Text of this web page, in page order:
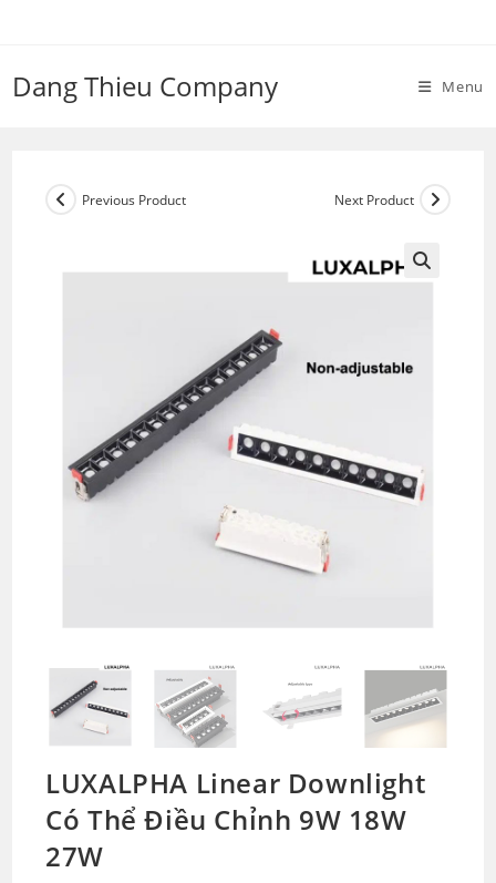
Dang Thieu Company Menu
Previous Product Next Product
LUXALPHA Linear Downlight
Có Thể Điều Chỉnh 9W 18W
27W